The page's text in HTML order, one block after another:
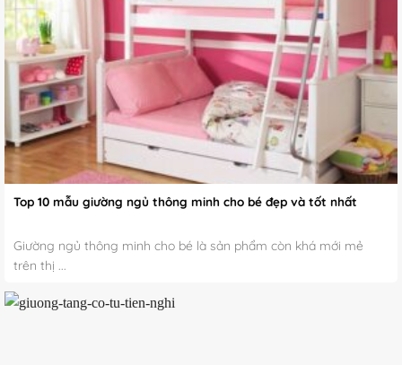
Top 10 mẫu giường ngủ thông minh cho bé đẹp và tốt nhất
Giường ngủ thông minh cho bé là sản phẩm còn khá mới mẻ
trên thị ...